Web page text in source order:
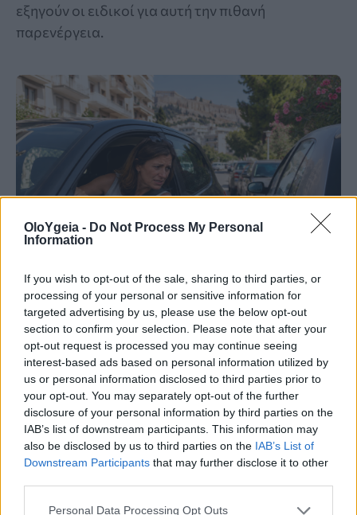
OloYgeia - Do Not Process My Personal
Information
If you wish to opt-out of the sale, sharing to third parties, or
processing of your personal or sensitive information for
targeted advertising by us, please use the below opt-out
section to confirm your selection. Please note that after your
opt-out request is processed you may continue seeing
interest-based ads based on personal information utilized by
us or personal information disclosed to third parties prior to
your opt-out. You may separately opt-out of the further
disclosure of your personal information by third parties on the
IAB’s list of downstream participants. This information may
also be disclosed by us to third parties on the IAB’s List of
Downstream Participants that may further disclose it to other
Personal Data Processing Opt Outs
εξηγούν οι ειδικοί για αυτή την πιθανή
παρενέργεια.
ΣΥΜΠΤΩΜΑΤΟΛΟΓΙΑ
Δυσκολεύεστε να παρκάρετε; Πότε
μπορεί να είναι σύμπτωμα άνοιας –
Εμφανίζεται πριν την απώλεια μνήμης
Η δυσκολία στο παρκάρισμα μπορεί να είνα ένα
από τα πρώιμα συμπτώματα της άνοιας και να
εμφανιστεί πριν από την απώλεια μνήμης.
Ειδικούς προειδοποιεί τι να προσέξετε.